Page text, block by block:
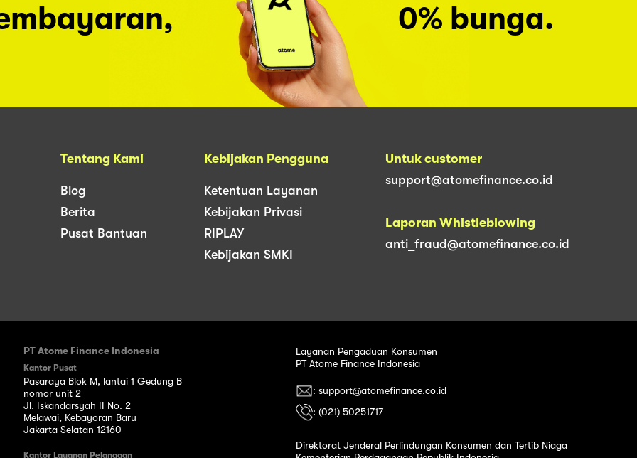
0% bunga.
Tentang Kami
Blog
Berita
Pusat Bantuan
Kebijakan Pengguna
Ketentuan Layanan
Kebijakan Privasi
RIPLAY
Kebijakan SMKI
Untuk customer
support@atomefinance.co.id
Laporan Whistleblowing
anti_fraud@atomefinance.co.id
PT Atome Finance Indonesia
Kantor Pusat
Pasaraya Blok M, lantai 1 Gedung B
nomor unit 2
Jl. Iskandarsyah II No. 2
Melawai, Kebayoran Baru
Jakarta Selatan 12160
Kantor Layanan Pelanggan
Layanan Pengaduan Konsumen
PT Atome Finance Indonesia
: support@atomefinance.co.id
: (021) 50251717
Direktorat Jenderal Perlindungan Konsumen dan Tertib Niaga